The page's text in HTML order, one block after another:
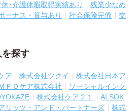
休･介護休暇取得実績あり
残業少なめ
ーナス・賞与あり 社会保険完備
交
探す
ア 株式会社ツクイ
株式会社日本ア
ＰＯケア株式会社
ソーシャルインク
株式会社ケア２１
ALSOK
リッツ・アンド・パートナーズ
株式